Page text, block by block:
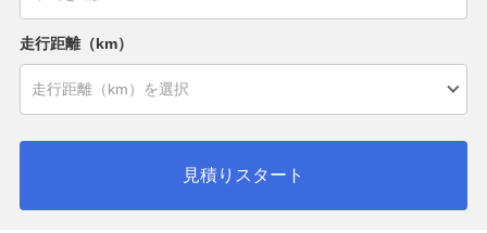
走行距離（km）
見積りスタート